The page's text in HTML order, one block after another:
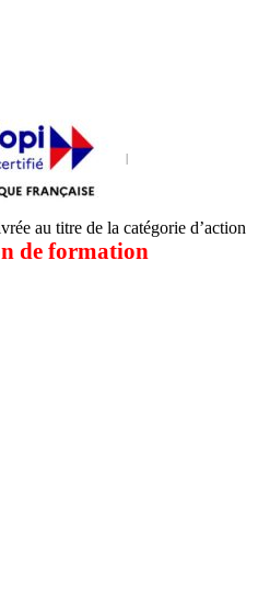
au titre de la catégorie d’action
de formation